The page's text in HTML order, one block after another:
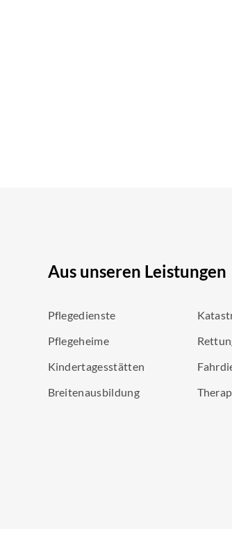
Aus unseren Leistungen
Pflegedienste
Pflegeheime
Kindertagesstätten
Breitenausbildung